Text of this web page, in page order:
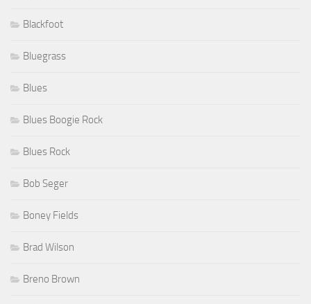
Blackfoot
Bluegrass
Blues
Blues Boogie Rock
Blues Rock
Bob Seger
Boney Fields
Brad Wilson
Breno Brown